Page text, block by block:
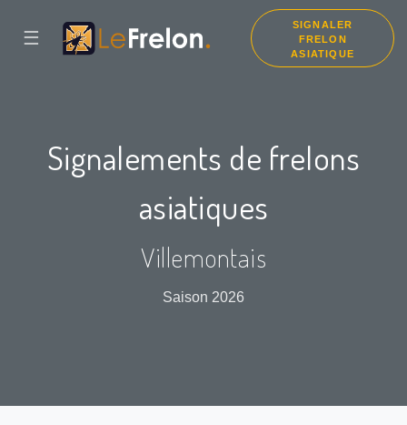
☰
SIGNALER
FRELON
ASIATIQUE
Signalements de frelons
asiatiques
Villemontais
Saison 2026